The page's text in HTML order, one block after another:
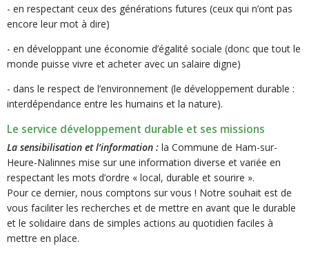
- en respectant ceux des générations futures (ceux qui n’ont pas
encore leur mot à dire)
- en développant une économie d’égalité sociale (donc que tout le
monde puisse vivre et acheter avec un salaire digne)
- dans le respect de l’environnement (le développement durable :
interdépendance entre les humains et la nature).
Le service développement durable et ses missions
La sensibilisation et l’information : la Commune de Ham-sur-
Heure-Nalinnes mise sur une information diverse et variée en
respectant les mots d’ordre « local, durable et sourire ».
Pour ce dernier, nous comptons sur vous ! Notre souhait est de
vous faciliter les recherches et de mettre en avant que le durable
et le solidaire dans de simples actions au quotidien faciles à
mettre en place.